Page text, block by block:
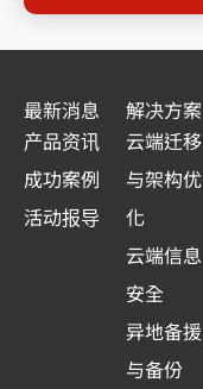
最新消息
产品资讯
成功案例
活动报导
解决方案
云端迁移
与架构优
化
云端信息
安全
异地备援
与备份